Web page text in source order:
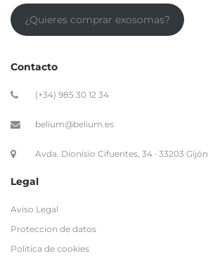
¿Quieres comprar exosomas?
Contacto
(+34) 985 30 12 34
belium@belium.es
Avda. Dionisio Cifuentes, 34 · 33203 Gijón
Legal
Aviso Legal
Proteccion de datos
Politica de cookies